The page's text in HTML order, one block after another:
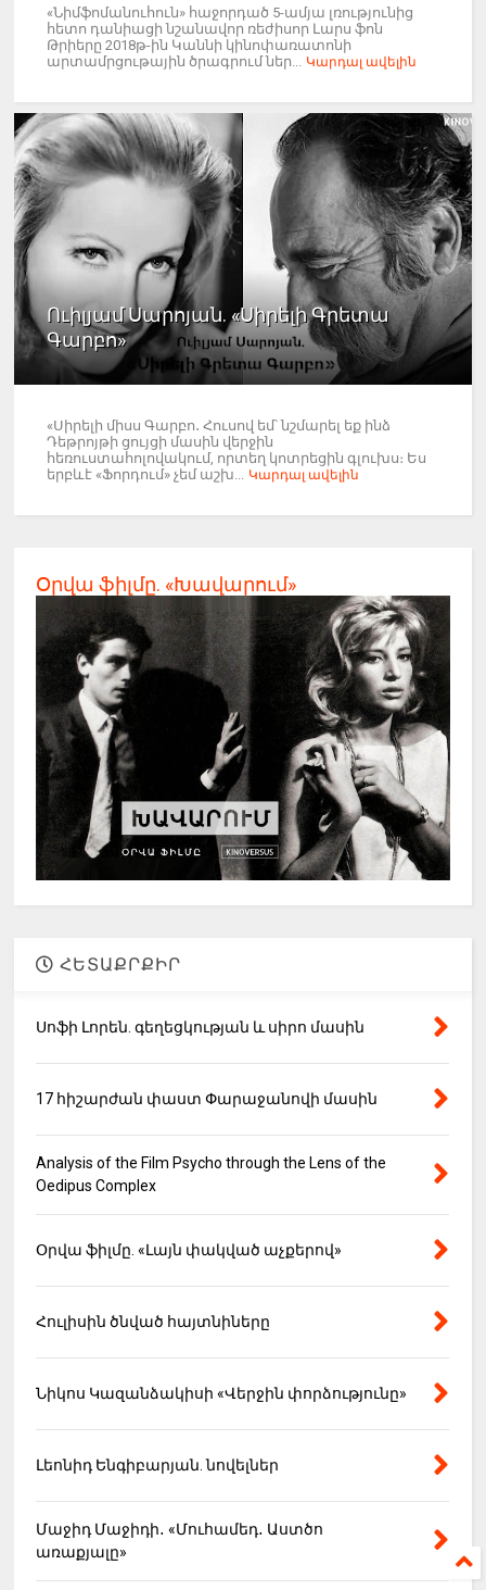
«Նիմֆոմանուհուն» հաջորդած 5-ամյա լռությունից
հետո դանիացի նշանավոր ռեժիսոր Լարս ֆոն
Թրիերը 2018թ-ին Կաննի կինոփառատոնի
արտամրցութային ծրագրում ներ... Կարդալ ավելին
Ուիլյամ Սարոյան. «Սիրելի Գրետա
Գարբո»
«Սիրելի միսս Գարբո․ Հուսով եմ՝ նշմարել եք ինձ
Դեթրոյթի ցույցի մասին վերջին
հեռուստահոլովակում, որտեղ կոտրեցին գլուխս։ Ես
երբևէ «Ֆորդում» չեմ աշխ... Կարդալ ավելին
Օրվա ֆիլմը. «Խավարում»
ՀԵՏԱՔՐՔԻՐ
Սոֆի Լորեն. գեղեցկության և սիրո մասին
17 հիշարժան փաստ Փարաջանովի մասին
Analysis of the Film Psycho through the Lens of the
Oedipus Complex
Օրվա ֆիլմը. «Լայն փակված աչքերով»
Հուլիսին ծնված հայտնիները
Նիկոս Կազանձակիսի «Վերջին փորձությունը»
Լեոնիդ Ենգիբարյան. նովելներ
Մաջիդ Մաջիդի․ «Մուհամեդ․ Աստծո
առաքյալը»